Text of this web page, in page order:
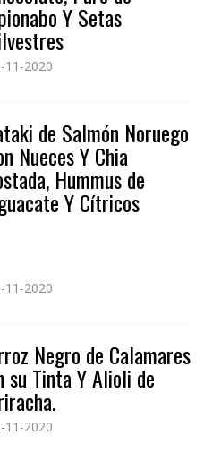
Y Setas
11-2020
de Salmón Noruego
Nueces Y Chia
Hummus de
Y Cítricos
11-2020
Negro de Calamares
su Tinta Y Alioli de
11-2020